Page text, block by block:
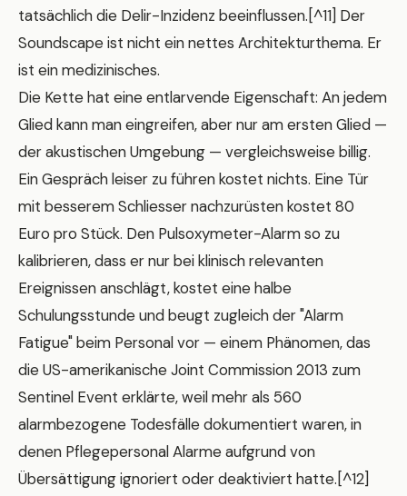
tatsächlich die Delir-Inzidenz beeinflussen.[^11] Der
Soundscape ist nicht ein nettes Architekturthema. Er
ist ein medizinisches.
Die Kette hat eine entlarvende Eigenschaft: An jedem
Glied kann man eingreifen, aber nur am ersten Glied —
der akustischen Umgebung — vergleichsweise billig.
Ein Gespräch leiser zu führen kostet nichts. Eine Tür
mit besserem Schliesser nachzurüsten kostet 80
Euro pro Stück. Den Pulsoxymeter-Alarm so zu
kalibrieren, dass er nur bei klinisch relevanten
Ereignissen anschlägt, kostet eine halbe
Schulungsstunde und beugt zugleich der "Alarm
Fatigue" beim Personal vor — einem Phänomen, das
die US-amerikanische Joint Commission 2013 zum
Sentinel Event erklärte, weil mehr als 560
alarmbezogene Todesfälle dokumentiert waren, in
denen Pflegepersonal Alarme aufgrund von
Übersättigung ignoriert oder deaktiviert hatte.[^12]